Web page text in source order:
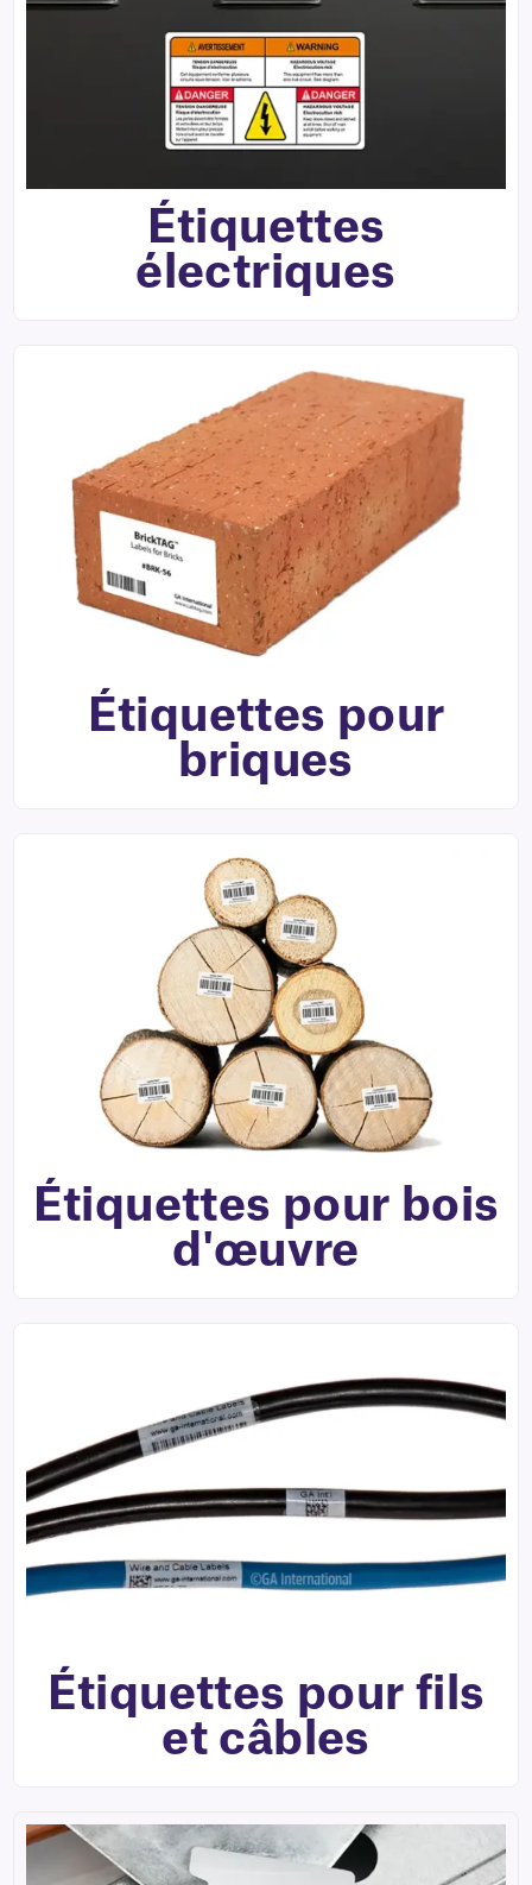
Étiquettes
électriques
Étiquettes pour
briques
Étiquettes pour bois
d'œuvre
Étiquettes pour fils
et câbles